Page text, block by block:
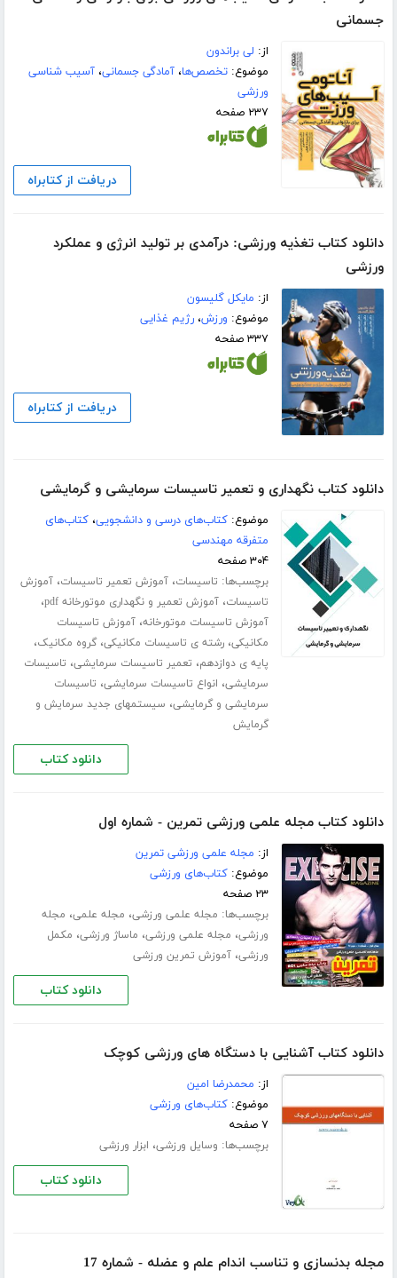
جسمانی
از: لی براندون
موضوع:تخصص‌ها،آمادگی جسمانی،آسیب شناسی
ورزشی
۲۳۷ صفحه
دریافت از کتابراه
دانلود کتاب تغذیه ورزشی: درآمدی بر تولید انرژی و عملکرد
ورزشی
از: مایکل گلیسون
موضوع: ورزش،رژیم غذایی
۳۳۷ صفحه
دریافت از کتابراه
دانلود کتاب نگهداری و تعمیر تاسیسات سرمایشی و گرمایشی
موضوع:کتاب‌های درسی و دانشجویی،کتاب‌های
متفرقه مهندسی
۳۰۴ صفحه
برچسب‌ها: تاسیسات،آموزش تعمیر تاسیسات،آموزش
تاسیسات،آموزش تعمیر و نگهداری موتورخانه pdf ،
آموزش تاسیسات موتورخانه،آموزش تاسیسات
مکانیکی،رشته ی تاسیسات مکانیکی،گروه مکانیک،
پایه ی دوازدهم، تعمیر تاسیسات سرمایشی، تاسیسات
سرمایشی، انواع تاسیسات سرمایشی، تاسیسات
سرمایشی و گرمایشی، سیستمهای جدید سرمایش و
گرمایش
دانلود کتاب
دانلود کتاب مجله علمی ورزشی تمرین - شماره اول
از: مجله علمی ورزشی تمرین
موضوع:کتاب‌های ورزشی
۲۳ صفحه
برچسب‌ها: مجله علمی ورزشی، مجله علمی، مجله
ورزشی، مجله علمی ورزشی، ماساژ ورزشی، مکمل
ورزشی،آموزش تمرین ورزشی
دانلود کتاب
دانلود کتاب آشنایی با دستگاه های ورزشی کوچک
از: محمدرضا امین
موضوع:کتاب‌های ورزشی
۷ صفحه
برچسب‌ها: وسایل ورزشی، ابزار ورزشی
دانلود کتاب
مجله بدنسازی و تناسب اندام علم و عضله - شماره 17